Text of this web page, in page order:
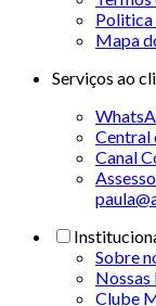
Politica
Mapa
Serviços ao
Central
Canal
Sobre
Nossas
Clube